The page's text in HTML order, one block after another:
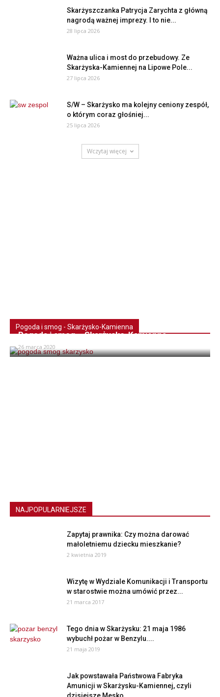
Skarżyszczanka Patrycja Zarychta z główną
nagrodą ważnej imprezy. I to nie...
28 lipca 2026
Ważna ulica i most do przebudowy. Ze
Skarżyska-Kamiennej na Lipowe Pole...
27 lipca 2026
S/W – Skarżysko ma kolejny ceniony zespół,
o którym coraz głośniej...
25 lipca 2026
Wczytaj więcej
Pogoda i smog - Skarżysko-Kamienna
Pogoda i smog – Skarżysko-Kamienna
26 marca 2020
NAJPOPULARNIEJSZE
Zapytaj prawnika: Czy można darować
małoletniemu dziecku mieszkanie?
2 kwietnia 2019
Wizytę w Wydziale Komunikacji i Transportu
w starostwie można umówić przez...
21 marca 2017
Tego dnia w Skarżysku: 21 maja 1986
wybuchł pożar w Benzylu....
21 maja 2019
Jak powstawała Państwowa Fabryka
Amunicji w Skarżysku-Kamiennej, czyli